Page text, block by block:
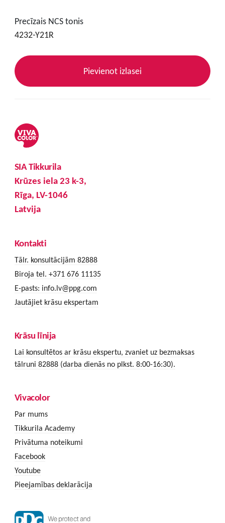
Precīzais NCS tonis
4232-Y21R
Pievienot izlasei
SIA Tikkurila
Krūzes iela 23 k-3,
Rīga, LV-1046
Latvija
Kontakti
Tālr. konsultācijām 82888
Biroja tel. +371 676 11135
E-pasts: info.lv@ppg.com
Jautājiet krāsu ekspertam
Krāsu līnija
Lai konsultētos ar krāsu ekspertu, zvaniet uz bezmaksas
tālruni 82888 (darba dienās no plkst. 8:00-16:30).
Vivacolor
Par mums
Tikkurila Academy
Privātuma noteikumi
Facebook
Youtube
Pieejamības deklarācija